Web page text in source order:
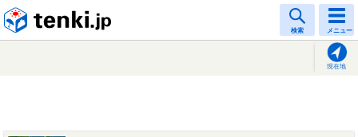
検索 メニュー
現在地